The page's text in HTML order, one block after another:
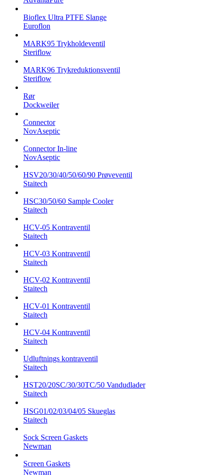
Bioflex Ultra PTFE Slange
Euroflon
MARK95 Trykholdeventil
Steriflow
MARK96 Trykreduktionsventil
Steriflow
Rør
Dockweiler
Connector
NovAseptic
Connector In-line
NovAseptic
HSV20/30/40/50/60/90 Prøveventil
Staitech
HSC30/50/60 Sample Cooler
Staitech
HCV-05 Kontraventil
Staitech
HCV-03 Kontraventil
Staitech
HCV-02 Kontraventil
Staitech
HCV-01 Kontraventil
Staitech
HCV-04 Kontraventil
Staitech
Udluftnings kontraventil
Staitech
HST20/20SC/30/30TC/50 Vandudlader
Staitech
HSG01/02/03/04/05 Skueglas
Staitech
Sock Screen Gaskets
Newman
Screen Gaskets
Newman